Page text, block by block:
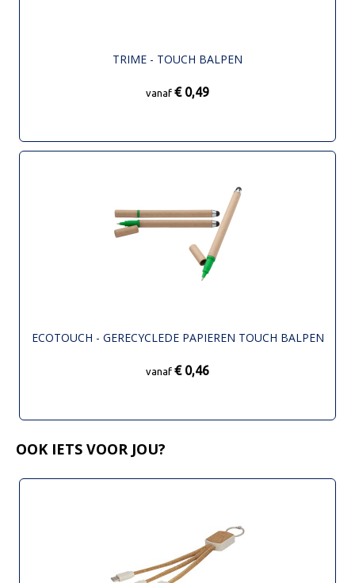
TRIME - TOUCH BALPEN
vanaf € 0,49
ECOTOUCH - GERECYCLEDE PAPIEREN TOUCH BALPEN
vanaf € 0,46
OOK IETS VOOR JOU?